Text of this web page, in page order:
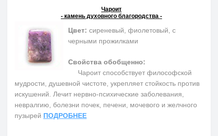
Чароит
- камень духовного благородства -
Цвет: сиреневый, фиолетовый, с
черными прожилками
Свойства обобщенно:
Чароит способствует философской
мудрости, душевной чистоте, укрепляет стойкость против
искушений. Лечит нервно-психические заболевания,
невралгию, болезни почек, печени, мочевого и желчного
пузырей ПОДРОБНЕЕ